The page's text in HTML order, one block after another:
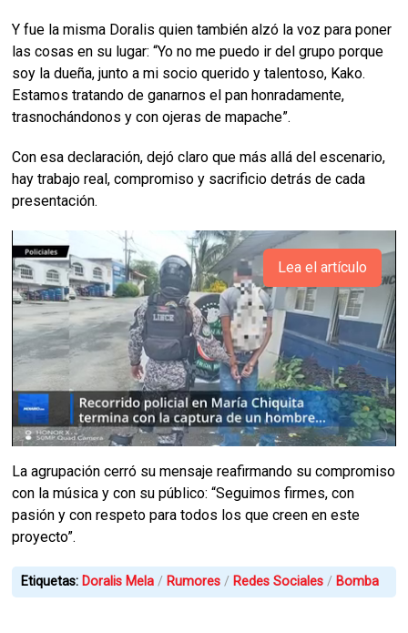
Y fue la misma Doralis quien también alzó la voz para poner
las cosas en su lugar: “Yo no me puedo ir del grupo porque
soy la dueña, junto a mi socio querido y talentoso, Kako.
Estamos tratando de ganarnos el pan honradamente,
trasnochándonos y con ojeras de mapache”.
Con esa declaración, dejó claro que más allá del escenario,
hay trabajo real, compromiso y sacrificio detrás de cada
presentación.
Lea el artículo
La agrupación cerró su mensaje reafirmando su compromiso
con la música y con su público: “Seguimos firmes, con
pasión y con respeto para todos los que creen en este
proyecto”.
Etiquetas: Doralis Mela Rumores Redes Sociales Bomba